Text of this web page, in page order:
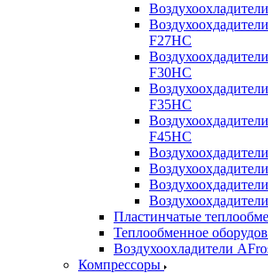
F27HC
F30HC
F35HC
F45HC
Пластинчатые
Теплообменное
Воздухоохладители
Компрессоры